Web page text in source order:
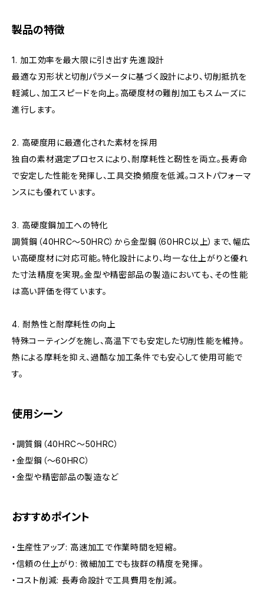
製品の特徴
1. 加工効率を最大限に引き出す先進設計
最適な刃形状と切削パラメータに基づく設計により、切削抵抗を
軽減し、加工スピードを向上。高硬度材の難削加工もスムーズに
進行します。
2. 高硬度用に最適化された素材を採用
独自の素材選定プロセスにより、耐摩耗性と靭性を両立。長寿命
で安定した性能を発揮し、工具交換頻度を低減。コストパフォーマ
ンスにも優れています。
3. 高硬度鋼加工への特化
調質鋼（40HRC～50HRC）から金型鋼（60HRC以上）まで、幅広
い高硬度材に対応可能。特化設計により、均一な仕上がりと優れ
た寸法精度を実現。金型や精密部品の製造においても、その性能
は高い評価を得ています。
4. 耐熱性と耐摩耗性の向上
特殊コーティングを施し、高温下でも安定した切削性能を維持。
熱による摩耗を抑え、過酷な加工条件でも安心して使用可能で
す。
使用シーン
・調質鋼（40HRC～50HRC）
・金型鋼（～60HRC）
・金型や精密部品の製造など
おすすめポイント
・生産性アップ: 高速加工で作業時間を短縮。
・信頼の仕上がり: 微細加工でも抜群の精度を発揮。
・コスト削減: 長寿命設計で工具費用を削減。